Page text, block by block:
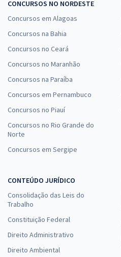
CONCURSOS NO NORDESTE
Concursos em Alagoas
Concursos na Bahia
Concursos no Ceará
Concursos no Maranhão
Concursos na Paraíba
Concursos em Pernambuco
Concursos no Piauí
Concursos no Rio Grande do
Norte
Concursos em Sergipe
CONTEÚDO JURÍDICO
Consolidação das Leis do
Trabalho
Constituição Federal
Direito Administrativo
Direito Ambiental